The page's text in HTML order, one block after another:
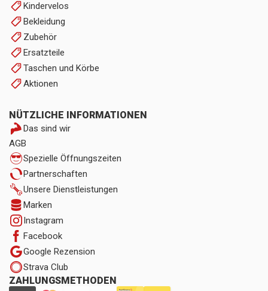
Kindervelos
Bekleidung
Zubehör
Ersatzteile
Taschen und Körbe
Aktionen
NÜTZLICHE INFORMATIONEN
Das sind wir
AGB
Spezielle Öffnungszeiten
Partnerschaften
Unsere Dienstleistungen
Marken
Instagram
Facebook
Google Rezension
Strava Club
ZAHLUNGSMETHODEN